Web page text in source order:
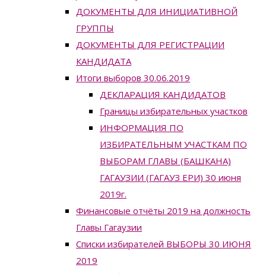
ДОКУМЕНТЫ ДЛЯ ИНИЦИАТИВНОЙ
ГРУППЫ
ДОКУМЕНТЫ ДЛЯ РЕГИСТРАЦИИ
КАНДИДАТА
Итоги выборов 30.06.2019
ДЕКЛАРАЦИЯ КАНДИДАТОВ
Границы избирательных участков
ИНФОРМАЦИЯ ПО
ИЗБИРАТЕЛЬНЫМ УЧАСТКАМ ПО
ВЫБОРАМ ГЛАВЫ (БАШКАНА)
ГАГАУЗИИ (ГАГАУЗ ЕРИ) 30 июня
2019г.
Финансовые отчёты 2019 на должность
Главы Гагаузии
Списки избирателей ВЫБОРЫ 30 ИЮНЯ
2019